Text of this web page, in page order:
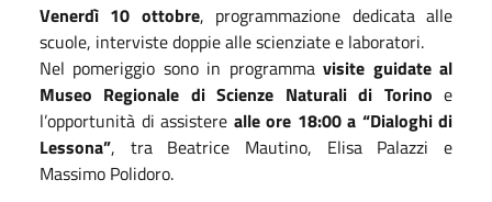
Venerdì 10 ottobre, programmazione dedicata alle
scuole, interviste doppie alle scienziate e laboratori.
Nel pomeriggio sono in programmavisite guidate al
Museo Regionale di Scienze Naturali di Torino e
l’opportunità di assistere alle ore 18:00 a “Dialoghi di
Lessona”, tra Beatrice Mautino, Elisa Palazzi e
Massimo Polidoro.